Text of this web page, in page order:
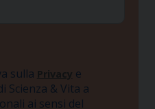
sulla Privacy e
Scienza & Vita a
ai sensi del